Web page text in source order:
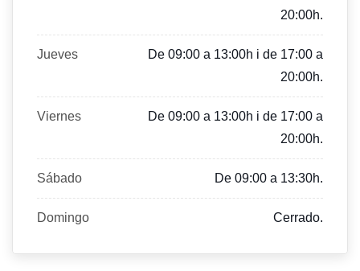
20:00h.
Jueves
De 09:00 a 13:00h i de 17:00 a
20:00h.
Viernes
De 09:00 a 13:00h i de 17:00 a
20:00h.
Sábado De 09:00 a 13:30h.
Domingo Cerrado.